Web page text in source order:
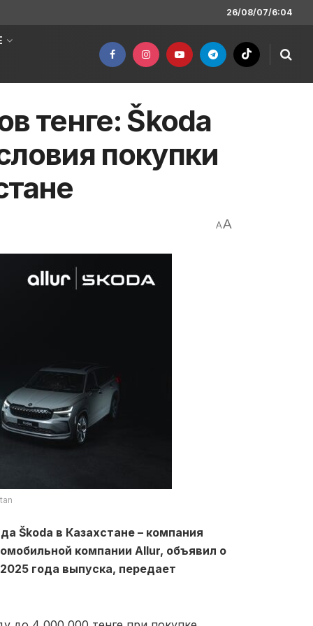
26/08/07/6:04
тенге: Škoda
покупки
AA
Škoda в Казахстане – компания
компании Allur, объявил о
года выпуска, передает